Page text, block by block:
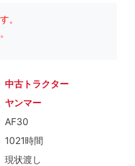
。
中古トラクター
ヤンマー
AF30
1021時間
現状渡し